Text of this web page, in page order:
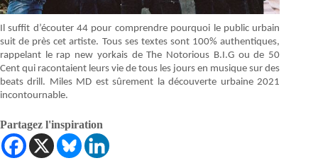
Il suffit d’écouter 44 pour comprendre pourquoi le public urbain
suit de près cet artiste. Tous ses textes sont 100% authentiques,
rappelant le rap new yorkais de The Notorious B.I.G ou de 50
Cent qui racontaient leurs vie de tous les jours en musique sur des
beats drill. Miles MD est sûrement la découverte urbaine 2021
incontournable.
Partagez l'inspiration